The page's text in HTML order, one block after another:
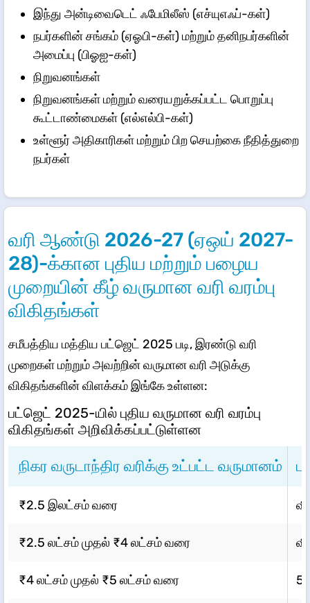
இந்து அன்டிவைடெட் ஃபேமிலீஸ் (எச்யுஎஃப்-கள்)
நபர்களின் சங்கம் (ஏஓபி-கள்) மற்றும் தனிநபர்களின்
அமைப்பு (பிஓஐ-கள்)
நிறுவனங்கள்
நிறுவனங்கள் மற்றும் வரையறுக்கப்பட்ட பொறுப்பு
கூட்டாண்மைகள் (எல்எல்பி-கள்)
உள்ளூர் அதிகாரிகள் மற்றும் பிற செயற்கை நீதித்துறை
நபர்கள்
வரி ஆண்டு 2026-27 (ஏஒய் 2027-
28)-க்கான புதிய மற்றும் பழைய
முறையின் கீழ் வருமான வரி வரம்பு
விகிதங்கள்
சமீபத்திய மத்திய பட்ஜெட் 2025 படி, இரண்டு வரி
முறைகள் மற்றும் அவற்றின் வருமான வரி அடுக்கு
விகிதங்களின் விளக்கம் இங்கே உள்ளன:
பட்ஜெட் 2025-யில் புதிய வருமான வரி வரம்பு
விகிதங்கள் அறிவிக்கப்பட்டுள்ளன
நிகர வருடாந்திர வரிக்கு உட்பட்ட வருமானம்
₹2.5 இலட்சம் வரை
₹2.5 லட்சம் முதல் ₹4 லட்சம் வரை
₹4 லட்சம் முதல் ₹5 லட்சம் வரை